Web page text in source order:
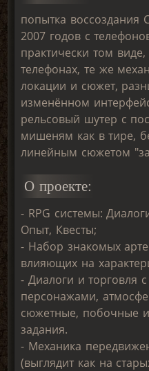
попытка воссоздания
2007 годов с
практически том
телефонах, те же
локации и сюжет,
изменённом
рельсовый шутер с
мишеням как в тире,
линейным сюжетом "за
О проекте:
- RPG системы:
Опыт, Квесты;
- Набор знакомых
влияющих на
- Диалоги и торговля
персонажами,
сюжетные, побочные
задания.
- Механика
(выглядит как на